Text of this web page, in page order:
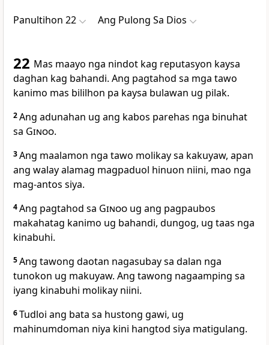
Panultihon 22 Ang Pulong Sa Dios
22 Mas maayo nga nindot kag reputasyon kaysa
daghan kag bahandi. Ang pagtahod sa mga tawo
kanimo mas bililhon pa kaysa bulawan ug pilak.
2Ang adunahan ug ang kabos parehas nga binuhat
sa Ginoo.
3Ang maalamon nga tawo molikay sa kakuyaw, apan
ang walay alamag magpaduol hinuon niini, mao nga
mag-antos siya.
4Ang pagtahod sa Ginoo ug ang pagpaubos
makahatag kanimo ug bahandi, dungog, ug taas nga
kinabuhi.
5Ang tawong daotan nagasubay sa dalan nga
tunokon ug makuyaw. Ang tawong nagaamping sa
iyang kinabuhi molikay niini.
6Tudloi ang bata sa hustong gawi, ug
mahinumdoman niya kini hangtod siya matigulang.